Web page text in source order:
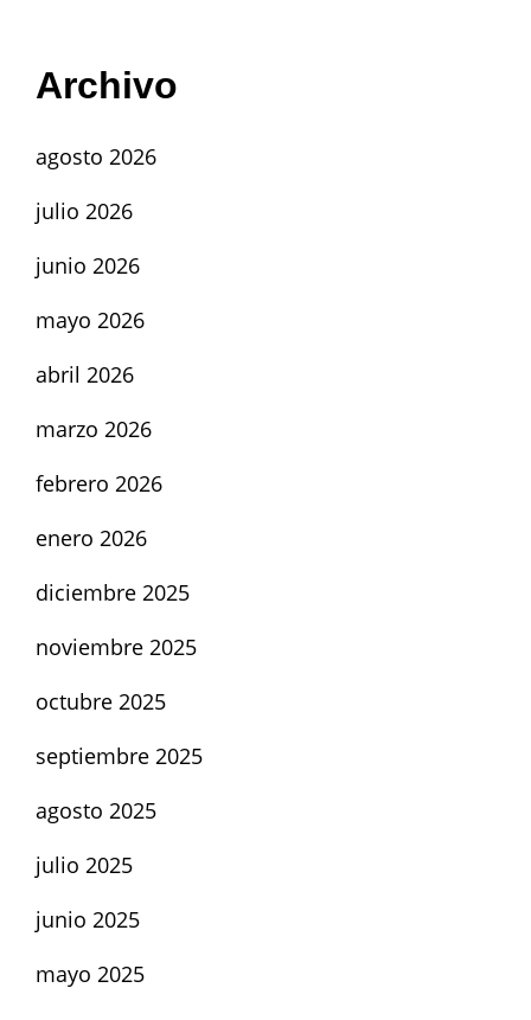
Archivo
agosto 2026
julio 2026
junio 2026
mayo 2026
abril 2026
marzo 2026
febrero 2026
enero 2026
diciembre 2025
noviembre 2025
octubre 2025
septiembre 2025
agosto 2025
julio 2025
junio 2025
mayo 2025